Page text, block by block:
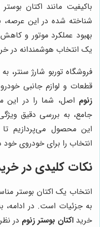
باکیفیت مانند اکتان
شناخته شده در این عرصه،
بهبود عملکرد موتور و
یک انتخاب هوشمندانه در
فروشگاه توربو شارژ سنتر،
قطعات و لوازم جانبی
زنوم اصل، شما را در این
جامع، به بررسی دقیق
این محصول می‌پردازیم تا
انتخاب را برای خودروی خود
نکات کلیدی در
انتخاب یک اکتان بوستر
به جزئیات است. در ادامه،
خرید اکتان بوستر زنوم در